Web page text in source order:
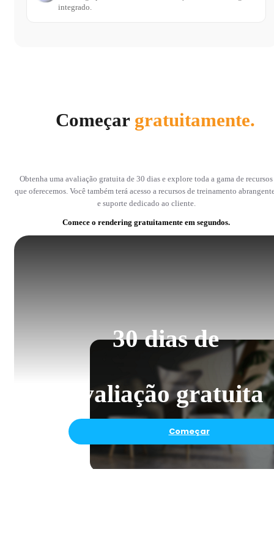
integrado.
Começar gratuitamente.
Obtenha uma avaliação gratuita de 30 dias e explore toda a gama de recursos
que oferecemos. Você também terá acesso a recursos de treinamento
e suporte dedicado ao cliente.
Comece o rendering gratuitamente em segundos.
30 dias de
avaliação gratuita
Começar